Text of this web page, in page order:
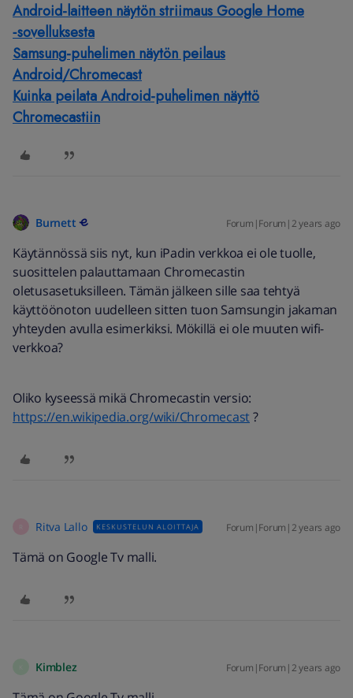
Android-laitteen näytön striimaus Google Home
‑sovelluksesta
Samsung-puhelimen näytön peilaus
Android/Chromecast
Kuinka peilata Android-puhelimen näyttö
Chromecastiin
Burnett Forum|Forum|2 years ago
Käytännössä siis nyt, kun iPadin verkkoa ei ole tuolle,
suosittelen palauttamaan Chromecastin
oletusasetuksilleen. Tämän jälkeen sille saa tehtyä
käyttöönoton uudelleen sitten tuon Samsungin jakaman
yhteyden avulla esimerkiksi. Mökillä ei ole muuten wifi-
verkkoa?
Oliko kyseessä mikä Chromecastin versio:
https://en.wikipedia.org/wiki/Chromecast?
Ritva Lallo KESKUSTELUN ALOITTAJA Forum|Forum|2 years ago
Tämä on Google Tv malli.
Kimblez Forum|Forum|2 years ago